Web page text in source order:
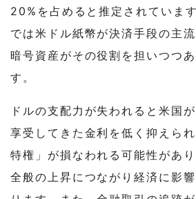
20%を占めると推定されていま
では米ドル紙幣が決済手段の主
暗号資産がその役割を担いつつ
す。
ドルの支配力が失われると米国
享受してきた金利を低く抑えら
特権」が損なわれる可能性があ
全般の上昇につながり経済に影